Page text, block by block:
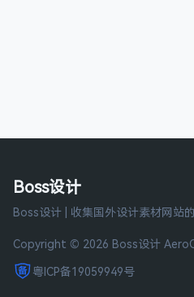
Boss设计
Boss设计 | 收集国外设计素材网站
Copyright © 2026 Boss设计
粤ICP备19059949号